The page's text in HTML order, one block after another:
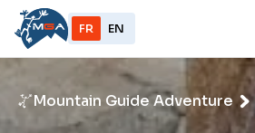
FR EN
Mountain Guide Adventure